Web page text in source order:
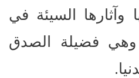
وآثارها السيئة في
وهي فضيلة الصدق